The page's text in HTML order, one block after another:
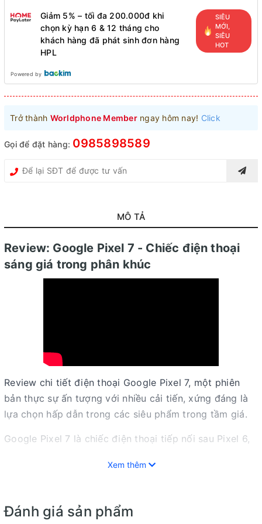
Giảm 5% – tối đa 200.000đ khi
chọn kỳ hạn 6 & 12 tháng cho
khách hàng đã phát sinh đơn hàng
HPL
SIÊU
MỚI,
SIÊU
HOT
Powered by
Trở thành Worldphone Memberngay hôm nay! Click
Gọi để đặt hàng: 0985898589
MÔ TẢ
Review: Google Pixel 7 - Chiếc điện thoại
sáng giá trong phân khúc
Review chi tiết điện thoại Google Pixel 7, một phiên
bản thực sự ấn tượng với nhiều cải tiến, xứng đáng là
lựa chọn hấp dẫn trong các siêu phẩm trong tầm giá.
Google Pixel 7 là chiếc điện thoại tiếp nối sau Pixel 6,
Theo đánh giá từ nhiều người dùng, đây thực sự là một
Cùng World Phone tìm hiểu ngay sau đây.
Xem thêm
Đánh giá sản phẩm